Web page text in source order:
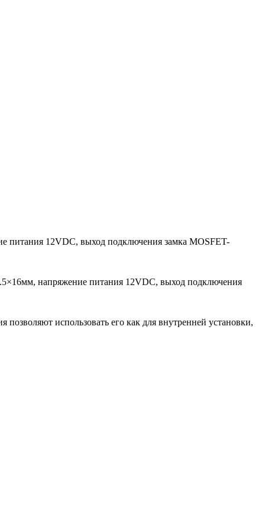
питания 12VDC, выход подключения замка MOSFET-
напряжение питания 12VDC, выход подключения
использовать его как для внутренней установки,